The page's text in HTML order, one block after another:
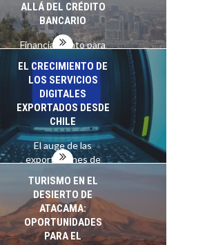
ALLÁ DEL CRÉDITO
BANCARIO
Financiamiento para
pymes en Chile:
alternativas que
trascienden el
crédito…
EL CRECIMIENTO DE
LOS SERVICIOS
DIGITALES
EXPORTADOS DESDE
CHILE
El auge de las
exportaciones de
Chile:…
TURISMO EN EL
DESIERTO DE
ATACAMA:
OPORTUNIDADES
PARA EL